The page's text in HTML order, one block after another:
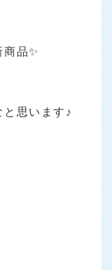
品✨
思います♪